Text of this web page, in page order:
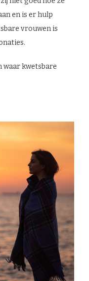
en is er hulp
vrouwen is
waar kwetsbare